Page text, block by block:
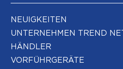
NEUIGKEITEN
UNTERNEHMEN TREND
HÄNDLER
VORFÜHRGERÄTE